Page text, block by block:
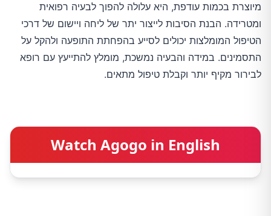
מיוצרת בכמות עודפת, היא עלולה להפוך לבעיה רפואית
ומטרידה. הבנת הסיבות לייצור יתר של ליחה ויישום של דרכי
הטיפול המומלצות יכולים לסייע בהפחתת התופעה ולהקל על
התסמינים. במידה והבעיה נמשכת, מומלץ להתייעץ עם רופא
לבירור מקיף יותר וקבלת טיפול מתאים.
Watch Agogo in English